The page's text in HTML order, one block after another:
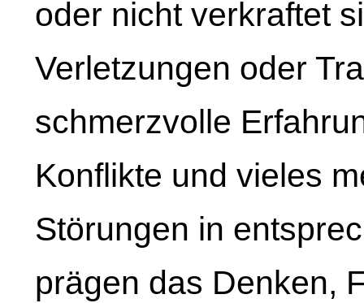
oder nicht verkraftet
Verletzungen oder
schmerzvolle
Konflikte und vieles
Störungen in
prägen das Denken,